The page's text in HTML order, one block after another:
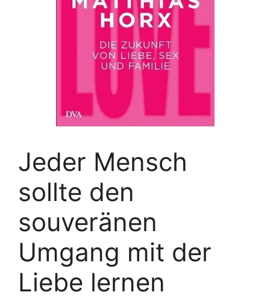
Jeder Mensch
sollte den
souveränen
Umgang mit der
Liebe lernen